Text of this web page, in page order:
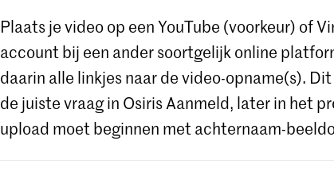
Plaats je video op een YouTube (voorkeur) of
account bij een ander soortgelijk online
daarin alle linkjes naar de video-opname(s).
de juiste vraag in Osiris Aanmeld, later in het
upload moet beginnen met achternaam-